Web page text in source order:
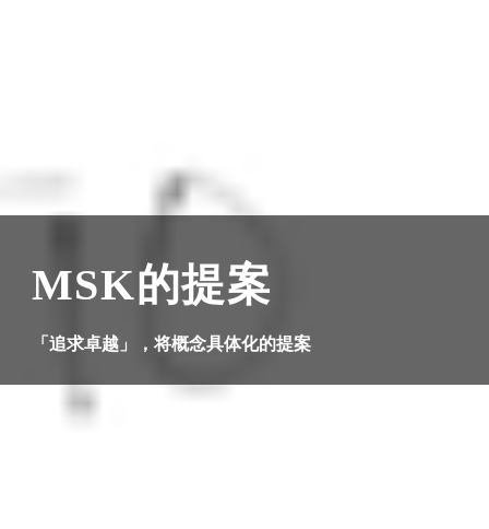
MSK的提案
「追求卓越」，将概念具体化的提案